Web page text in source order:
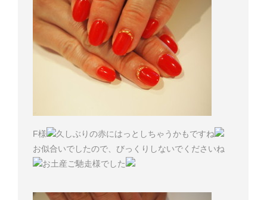
F様
久しぶりの赤にはっとしちゃうかもですね
お似合いでしたので、びっくりしないでくださいね
お土産ご馳走様でした